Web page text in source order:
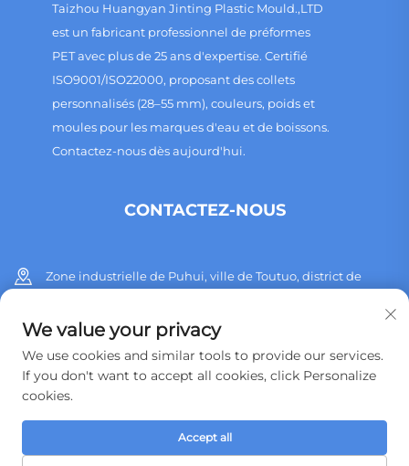
Taizhou Huangyan Jinting Plastic Mould.,LTD
est un fabricant professionnel de préformes
PET avec plus de 25 ans d'expertise. Certifié
ISO9001/ISO22000, proposant des collets
personnalisés (28–55 mm), couleurs, poids et
moules pour les marques d'eau et de boissons.
Contactez-nous dès aujourd'hui.
CONTACTEZ-NOUS
Zone industrielle de Puhui, ville de Toutuo, district de
+86 13515760932
[email protected]
Copyright © 2026 Taizhou Huangyan Jinting Plastic Mould.,LTD. Tous
droits réservés. Politique de confidentialité
We value your privacy
We use cookies and similar tools to provide our services.
If you don't want to accept all cookies, click Personalize
cookies.
Accept all